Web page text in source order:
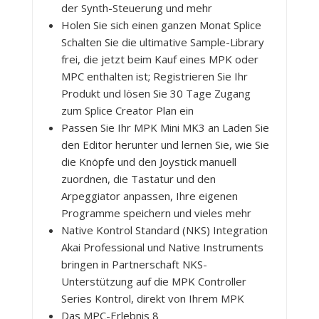
der Synth-Steuerung und mehr
Holen Sie sich einen ganzen Monat Splice
Schalten Sie die ultimative Sample-Library
frei, die jetzt beim Kauf eines MPK oder
MPC enthalten ist; Registrieren Sie Ihr
Produkt und lösen Sie 30 Tage Zugang
zum Splice Creator Plan ein
Passen Sie Ihr MPK Mini MK3 an Laden Sie
den Editor herunter und lernen Sie, wie Sie
die Knöpfe und den Joystick manuell
zuordnen, die Tastatur und den
Arpeggiator anpassen, Ihre eigenen
Programme speichern und vieles mehr
Native Kontrol Standard (NKS) Integration
Akai Professional und Native Instruments
bringen in Partnerschaft NKS-
Unterstützung auf die MPK Controller
Series Kontrol, direkt von Ihrem MPK
Das MPC-Erlebnis 8